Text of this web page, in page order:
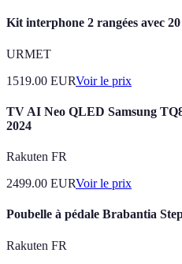
Kit interphone 2 rangées avec
URMET
1519.00 EURVoir le prix
TV AI Neo QLED Samsung
2024
Rakuten FR
2499.00 EURVoir le prix
Poubelle à pédale Brabantia
Rakuten FR